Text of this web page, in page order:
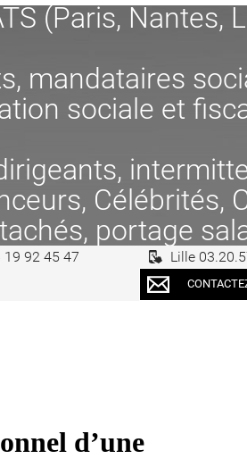
(Paris, Nantes,
mandataires
sociale et
Célébrités,
portage
19 92 45 47
Lille
d’une